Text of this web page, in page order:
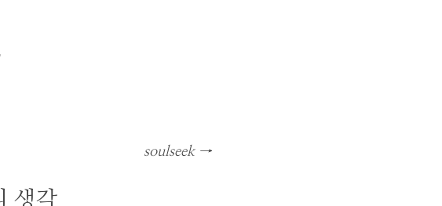
soulseek →
생각